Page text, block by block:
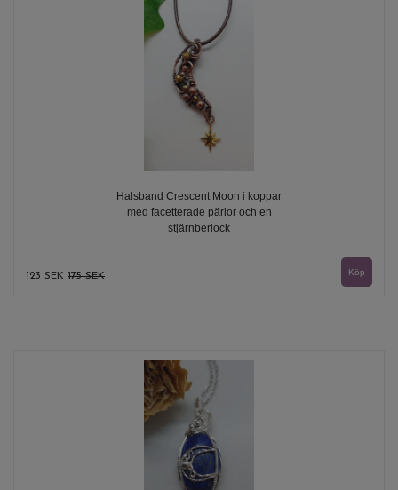
Halsband Crescent Moon i koppar
med facetterade pärlor och en
stjärnberlock
123 SEK 175 SEK